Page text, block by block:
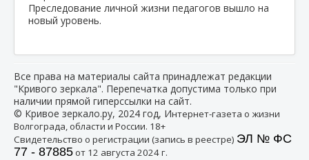
Преследование личной жизни педагогов вышло на
новый уровень.
Все права на материалы сайта принадлежат редакции
"Кривого зеркала". Перепечатка допустима только при
наличии прямой гиперссылки на сайт.
© Кривое зеркало.ру, 2024 год, Интернет-газета о жизни
Волгограда, области и России. 18+
Свидетельство о регистрации (запись в реестре) ЭЛ № ФС
77 - 87885от 12 августа 2024 г.